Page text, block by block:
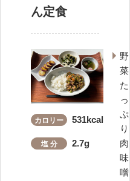
ん定食
カロリー 531kcal
塩 分 2.7g
野
菜
た
っ
ぷ
り
肉
味
噌